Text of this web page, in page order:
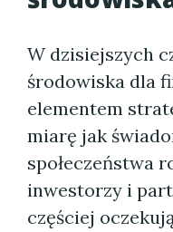
W dzisiejszych
środowiska dla
elementem
miarę jak
społeczeństwa
inwestorzy i
częściej